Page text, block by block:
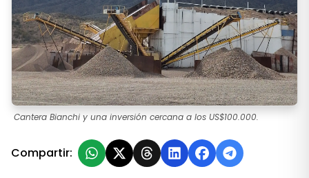
Cantera Bianchi y una inversión cercana a los US$100.000.
Compartir: